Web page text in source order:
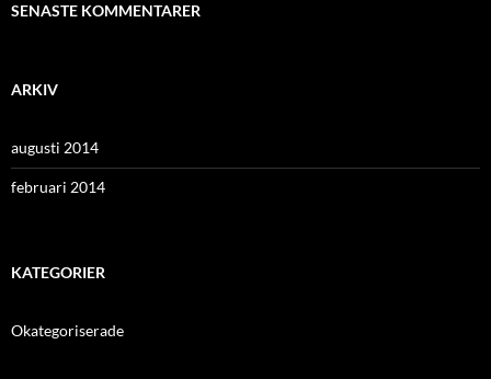
SENASTE KOMMENTARER
ARKIV
augusti 2014
februari 2014
KATEGORIER
Okategoriserade